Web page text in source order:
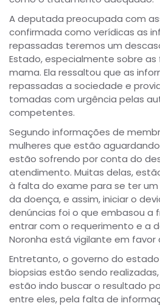
A deputada preocupada com
confirmada como verídicas as
repassadas teremos um
Estado, especialmente sobre as
mama. Ela ressaltou que as
repassadas a sociedade e
tomadas com urgência pelas
competentes.
Segundo informações de
mulheres que estão
estão sofrendo por conta do
atendimento. Muitas delas,
à falta do exame para se ter
da doença, e assim, iniciar o
denúncias foi o que embasou a
entrar com o requerimento e a
Noronha está vigilante em favor
Entretanto, o governo do
biopsias estão sendo
estão indo buscar o resultado
entre eles, pela falta de